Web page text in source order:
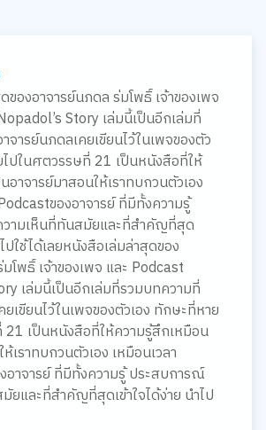
ของอาจารย์นภดล ร่มโพธิ์ เจ้าของเพจ
Story เล่มนี้เป็นอีกเล่มที่
ารย์นภดลเคยเขียนไว้ในเพจของตัว
ไปในศตวรรษที่ 21 เป็นหนังสือที่ให้
อาจารย์มาสอนให้เราทบกวนตัวเอง
ของอาจารย์ ที่มีทั้งความรู้
ามเห็นที่ทันสมัยและที่สำคัญที่สุด
ปใช้ได้เลยหนังสือเล่มล่าสุดของ
โพธิ์ เจ้าของเพจ และ Podcast
เล่มนี้เป็นอีกเล่มที่รวมบทความที่
เขียนไว้ในเพจของตัวเอง ทักษะที่หาย
21 เป็นหนังสือที่ให้ความรู้สึกเหมือน
เราทบกวนตัวเอง เหมือนเวลา
อาจารย์ ที่มีทั้งความรู้ ประสบการณ์
ยและที่สำคัญที่สุดเข้าใจได้ง่าย นำไป